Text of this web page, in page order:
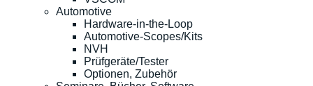
Automotive
Hardware-in-the-Loop
Automotive-Scopes/Kits
NVH
Prüfgeräte/Tester
Optionen, Zubehör